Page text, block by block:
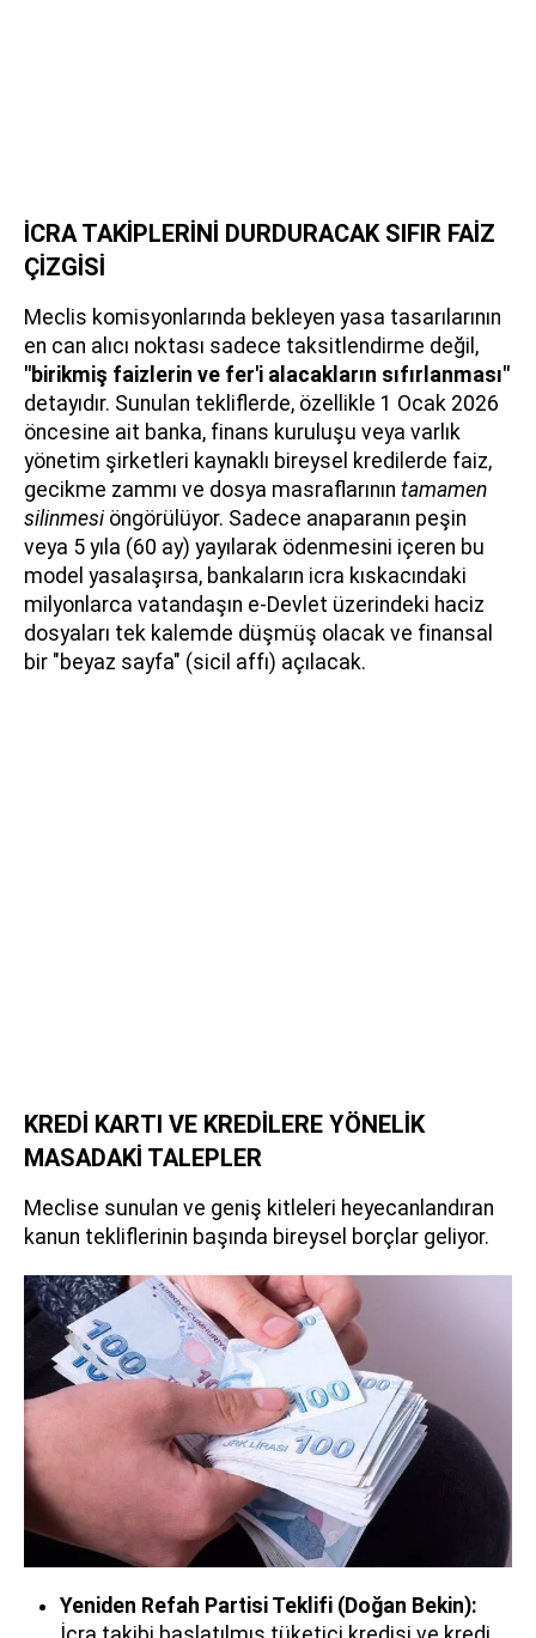
İCRA TAKİPLERİNİ DURDURACAK SIFIR FAİZ
ÇİZGİSİ
Meclis komisyonlarında bekleyen yasa tasarılarının
en can alıcı noktası sadece taksitlendirme değil,
"birikmiş faizlerin ve fer'i alacakların sıfırlanması"
detayıdır. Sunulan tekliflerde, özellikle 1 Ocak 2026
öncesine ait banka, finans kuruluşu veya varlık
yönetim şirketleri kaynaklı bireysel kredilerde faiz,
gecikme zammı ve dosya masraflarının tamamen
silinmesi öngörülüyor. Sadece anaparanın peşin
veya 5 yıla (60 ay) yayılarak ödenmesini içeren bu
model yasalaşırsa, bankaların icra kıskacındaki
milyonlarca vatandaşın e-Devlet üzerindeki haciz
dosyaları tek kalemde düşmüş olacak ve finansal
bir "beyaz sayfa" (sicil affı) açılacak.
KREDİ KARTI VE KREDİLERE YÖNELİK
MASADAKİ TALEPLER
Meclise sunulan ve geniş kitleleri heyecanlandıran
kanun tekliflerinin başında bireysel borçlar geliyor.
Yeniden Refah Partisi Teklifi (Doğan Bekin):